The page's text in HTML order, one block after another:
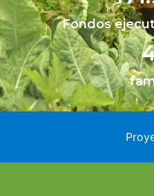
Fondos